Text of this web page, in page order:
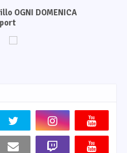
OGNI DOMENICA